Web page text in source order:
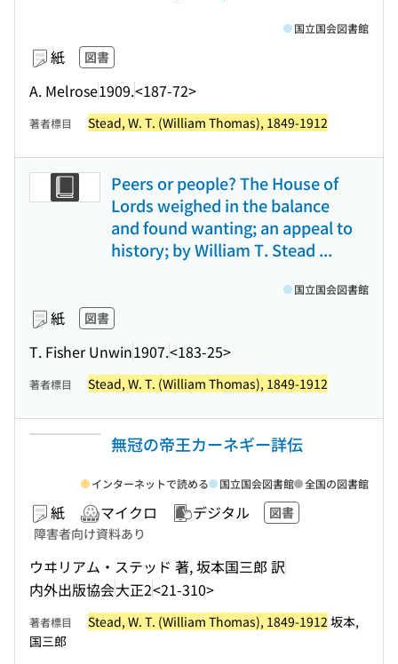
紙 図書
A. Melrose1909.<187-72>
国立国会図書館
著者標目 Stead, W. T. (William Thomas), 1849-1912
Peers or people? The House of
Lords weighed in the balance
and found wanting; an appeal to
history; by William T. Stead ...
紙 図書
T. Fisher Unwin1907.<183-25>
国立国会図書館
著者標目 Stead, W. T. (William Thomas), 1849-1912
無冠の帝王カーネギー詳伝
紙 マイクロ デジタル
図書
障害者向け資料あり
ウヰリアム・ステッド 著, 坂本国三郎 訳
内外出版協会大正2<21-310>
インターネットで読める 国立国会図書館 全国の図書館
著者標目 Stead, W. T. (William Thomas), 1849-1912 坂本,
国三郎